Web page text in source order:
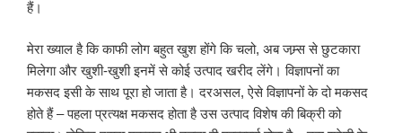
हैं।
मेरा ख्याल है कि काफी लोग बहुत खुश होंगे कि चलो, अब जम्र्स से छुटकारा
मिलेगा और खुशी-खुशी इनमें से कोई उत्पाद खरीद लेंगे। विज्ञापनों का
मकसद इसी के साथ पूरा हो जाता है। दरअसल, ऐसे विज्ञापनों के दो मकसद
होते हैं – पहला प्रत्यक्ष मकसद होता है उस उत्पाद विशेष की बिक्री को